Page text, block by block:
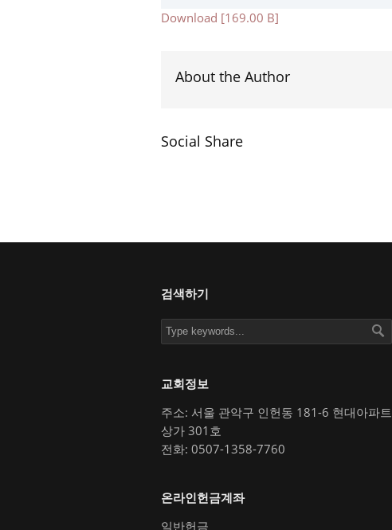
Download [169.00 B]
About the Author
Social Share
검색하기
교회정보
주소: 서울 관악구 인헌동 181-6 현대아파트
상가 301호
전화: 0507-1358-7760
온라인헌금계좌
일반헌금